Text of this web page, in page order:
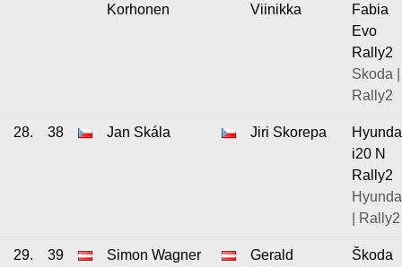
Korhonen
Viinikka
Fabia
Evo
Rally2
Skoda |
Rally2
28. 38 Jan Skála Jiri Skorepa
i20 N
Rally2
| Rally2
29. 39 Simon Wagner
Gerald
Škoda